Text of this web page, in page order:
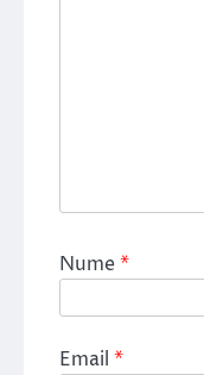
Nume*
Email *